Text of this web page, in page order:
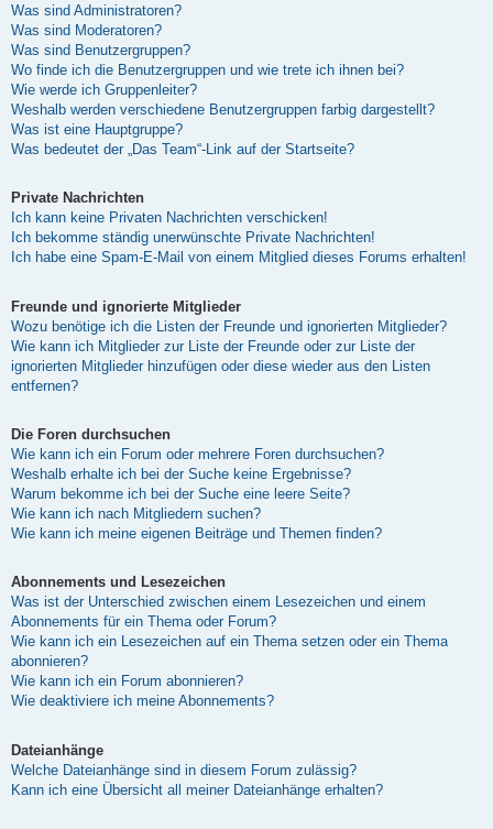
Was sind Administratoren?
Was sind Moderatoren?
Was sind Benutzergruppen?
Wo finde ich die Benutzergruppen und wie trete ich ihnen bei?
Wie werde ich Gruppenleiter?
Weshalb werden verschiedene Benutzergruppen farbig dargestellt?
Was ist eine Hauptgruppe?
Was bedeutet der „Das Team“-Link auf der Startseite?
Private Nachrichten
Ich kann keine Privaten Nachrichten verschicken!
Ich bekomme ständig unerwünschte Private Nachrichten!
Ich habe eine Spam-E-Mail von einem Mitglied dieses Forums erhalten!
Freunde und ignorierte Mitglieder
Wozu benötige ich die Listen der Freunde und ignorierten Mitglieder?
Wie kann ich Mitglieder zur Liste der Freunde oder zur Liste der
ignorierten Mitglieder hinzufügen oder diese wieder aus den Listen
entfernen?
Die Foren durchsuchen
Wie kann ich ein Forum oder mehrere Foren durchsuchen?
Weshalb erhalte ich bei der Suche keine Ergebnisse?
Warum bekomme ich bei der Suche eine leere Seite?
Wie kann ich nach Mitgliedern suchen?
Wie kann ich meine eigenen Beiträge und Themen finden?
Abonnements und Lesezeichen
Was ist der Unterschied zwischen einem Lesezeichen und einem
Abonnements für ein Thema oder Forum?
Wie kann ich ein Lesezeichen auf ein Thema setzen oder ein Thema
abonnieren?
Wie kann ich ein Forum abonnieren?
Wie deaktiviere ich meine Abonnements?
Dateianhänge
Welche Dateianhänge sind in diesem Forum zulässig?
Kann ich eine Übersicht all meiner Dateianhänge erhalten?